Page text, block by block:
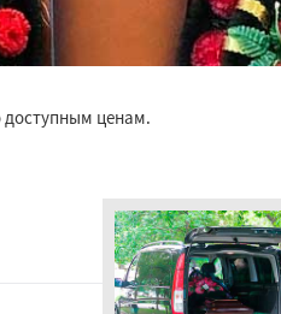
доступным ценам.